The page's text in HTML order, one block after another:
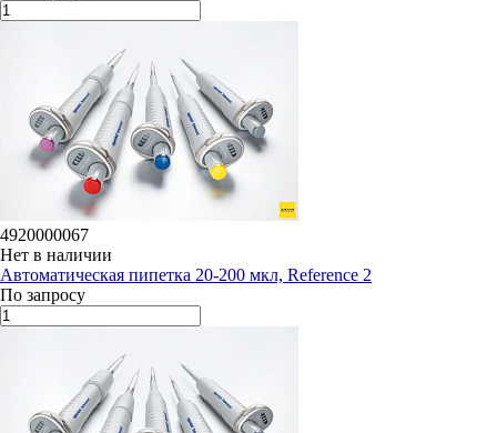
4920000067
Нет в наличии
Автоматическая пипетка 20-200 мкл, Reference 2
По запросу